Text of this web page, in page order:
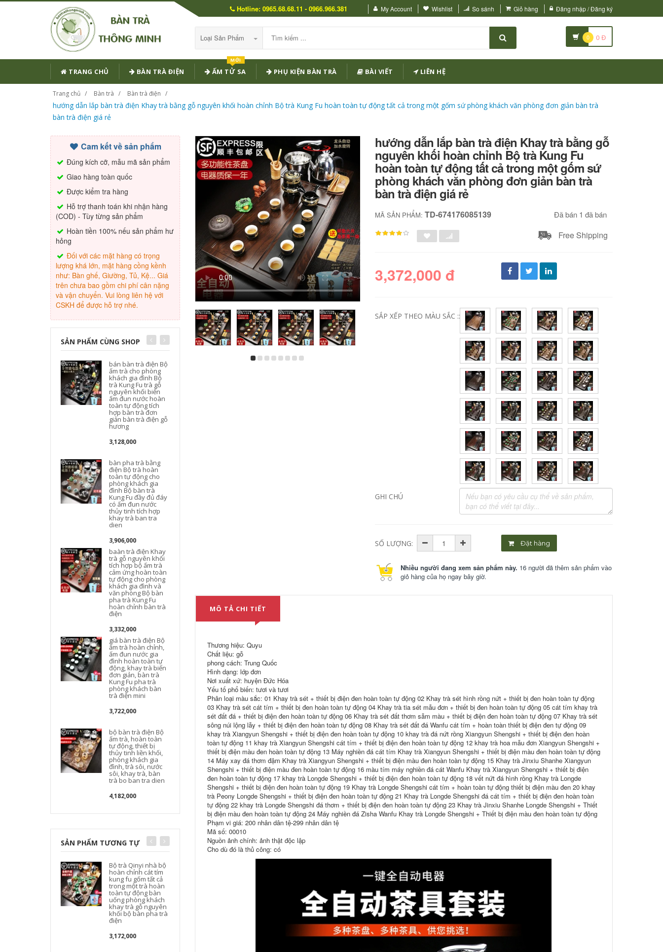
Hotline: 0965.68.68.11 - 0966.966.381 My Account Wishlist So sánh Giỏ hàng Đăng nhập / Đăng ký
Loại Sản Phẩm 0 0 Đ
TRANG CHỦ BÀN TRÀ ĐIỆN ẤM TỬ SA
MỚI
PHỤ KIỆN BÀN TRÀ BÀI VIẾT LIÊN HỆ
Trang chủ Bàn trà Bàn trà điện
hướng dẫn lắp bàn trà điện Khay trà bằng gỗ nguyên khối hoàn chỉnh Bộ trà Kung Fu hoàn toàn tự động tất cả trong một gốm sứ phòng khách văn phòng đơn giản bàn trà
bàn trà điện giá rẻ
Cam kết về sản phẩm
Đúng kích cỡ, mẫu mã sản phẩm
Giao hàng toàn quốc
Được kiểm tra hàng
Hỗ trợ thanh toán khi nhận hàng
(COD) - Tùy từng sản phẩm
Hoàn tiền 100% nếu sản phẩm hư
hỏng
Đối với các mặt hàng có trọng
lượng khá lớn, mặt hàng cồng kềnh
như: Bàn ghế, Giường, Tủ, Kệ... Giá
trên chưa bao gồm chi phí cân nặng
và vận chuyển. Vui lòng liên hệ với
CSKH để được hỗ trợ nhé.
SẢN PHẨM CÙNG SHOP
bán bàn trà điện Bộ
ấm trà cho phòng
khách gia đình Bộ
trà Kung Fu trà gỗ
nguyên khối biển
ấm đun nước hoàn
toàn tự động tích
hợp bàn trà đơn
giản bàn trà điện gỗ
hương
3,128,000
bàn pha trà bằng
điện Bộ trà hoàn
toàn tự động cho
phòng khách gia
đình Bộ bàn trà
Kung Fu đầy đủ đáy
có ấm đun nước
thủy tinh tích hợp
khay trà ban tra
dien
3,906,000
baàn trà điện Khay
trà gỗ nguyên khối
tích hợp bộ ấm trà
cảm ứng hoàn toàn
tự động cho phòng
khách gia đình và
văn phòng Bộ bàn
pha trà Kung Fu
hoàn chỉnh bàn trà
điện
3,332,000
giá bàn trà điện Bộ
ấm trà hoàn chỉnh,
ấm đun nước gia
đình hoàn toàn tự
động, khay trà biển
đơn giản, bàn trà
Kung Fu pha trà
phòng khách bàn
trà điện mini
3,722,000
bộ bàn trà điện Bộ
ấm trà, hoàn toàn
tự động, thiết bị
thủy tinh liền khối,
phòng khách gia
đình, trà sôi, nước
sôi, khay trà, bàn
trà bo ban tra dien
4,182,000
ban tra dien Khay
trà hộ gia đình kung
fu trà gốm sứ cát
tự động cảm ứng
tích hợp bộ trà bàn
trà điện giá rẻ
3,682,000
bàn pha trà điện
Khay trà gia đình Bộ
bàn trà hoàn toàn
tự động tích hợp
bếp từ Bộ hoàn
chỉnh Bộ trà Kung
Fu phòng khách trà
đơn giản biển
bantradien
3,092,000
khách bàn trà ban
Bộ trà cho phòng
khách gia đình Bộ
trà bằng gỗ nguyên
khối trên biển Bếp
hợp bộ bàn pha trà
SẢN PHẨM TƯƠNG TỰ
Bộ trà Qinyi nhà bộ
hoàn chỉnh cát tím
kung fu gốm tất cả
trong một trà hoàn
toàn tự động bàn
uống phòng khách
khay trà gỗ nguyên
khối bộ bàn pha trà
điện
3,172,000
hoàn toàn tự động
khách gia đình và
văn phòng kung fu
vòi nước chảy khay
trà bằng gỗ nguyên
khối bộ pha trà bàn
pha trà điện
hướng dẫn lắp bàn trà điện Khay trà bằng gỗ
nguyên khối hoàn chỉnh Bộ trà Kung Fu
hoàn toàn tự động tất cả trong một gốm sứ
phòng khách văn phòng đơn giản bàn trà
bàn trà điện giá rẻ
MÃ SẢN PHẨM:TD-674176085139 Đã bán 1 đã bán
Free Shipping
3,372,000 đ
SẮP XẾP THEO MÀU SẮC ::
GHI CHÚ
SỐ LƯỢNG: Đặt hàng
Nhiều người đang xem sản phẩm này. 16 người đã thêm sản phẩm vào
giỏ hàng của họ ngay bây giờ.
MÔ TẢ CHI TIẾT
Thương hiệu: Quyu
Chất liệu: gỗ
phong cách: Trung Quốc
Hình dạng: lớp đơn
Nơi xuất xứ: huyện Đức Hóa
Yếu tố phổ biến: tươi và tươi
Phân loại màu sắc: 01 Khay trà sét + thiết bị điện đen hoàn toàn tự động 02 Khay trà sét hình rồng nứt + thiết bị đen hoàn toàn tự động
03 Khay trà sét cát tím + thiết bị đen hoàn toàn tự động 04 Khay trà tia sét mẫu đơn + thiết bị đen hoàn toàn tự động 05 cát tím khay trà
sét đất đá + thiết bị điện đen hoàn toàn tự động 06 Khay trà sét đất thơm sẫm màu + thiết bị điện đen hoàn toàn tự động 07 Khay trà sét
sông núi lộng lẫy + thiết bị điện đen hoàn toàn tự động 08 Khay trà sét đất đá Wanfu cát tím + hoàn toàn thiết bị điện đen tự động 09
khay trà Xiangyun Shengshi + thiết bị điện đen hoàn toàn tự động 10 khay trà đá nứt rồng Xiangyun Shengshi + thiết bị điện đen hoàn
toàn tự động 11 khay trà Xiangyun Shengshi cát tím + thiết bị điện đen hoàn toàn tự động 12 khay trà hoa mẫu đơn Xiangyun Shengshi +
thiết bị điện màu đen hoàn toàn tự động 13 Máy nghiền đá cát tím Khay trà Xiangyun Shengshi + thiết bị điện màu đen hoàn toàn tự động
14 Máy xay đá thơm đậm Khay trà Xiangyun Shengshi + thiết bị điện màu đen hoàn toàn tự động 15 Khay trà Jinxiu Shanhe Xiangyun
Shengshi + thiết bị điện màu đen hoàn toàn tự động 16 màu tím máy nghiền đá cát Wanfu Khay trà Xiangyun Shengshi + thiết bị điện
đen hoàn toàn tự động 17 khay trà Longde Shengshi + thiết bị điện đen hoàn toàn tự động 18 vết nứt đá hình rồng Khay trà Longde
Shengshi + thiết bị điện đen hoàn toàn tự động 19 Khay trà Longde Shengshi cát tím + hoàn toàn tự động thiết bị điện màu đen 20 khay
trà Peony Longde Shengshi + thiết bị điện đen hoàn toàn tự động 21 Khay trà Longde Shengshi đá cát tím + thiết bị điện đen hoàn toàn
tự động 22 khay trà Longde Shengshi đá thơm + thiết bị điện đen hoàn toàn tự động 23 Khay trà Jinxiu Shanhe Longde Shengshi + Thiết
bị điện màu đen hoàn toàn tự động 24 Máy nghiền đá Zisha Wanfu Khay trà Longde Shengshi + Thiết bị điện màu đen hoàn toàn tự động
Phạm vi giá: 200 nhân dân tệ-299 nhân dân tệ
Mã số: 00010
Nguồn ảnh chính: ảnh thật độc lập
Cho dù đó là thủ công: có